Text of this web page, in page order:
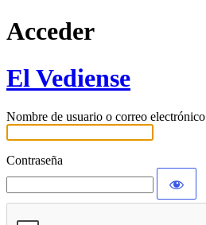
Acceder
El Vediense
Nombre de usuario o correo electrónico
Contraseña